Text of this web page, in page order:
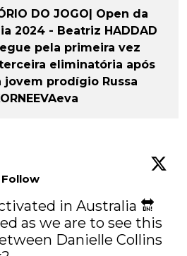
DO JOGO| Open da
2024 - Beatriz HADDAD
pela primeira vez
eliminatória após
jovem prodígio Russa
Follow
in Australia 🔛
as we are to see this
Danielle Collins